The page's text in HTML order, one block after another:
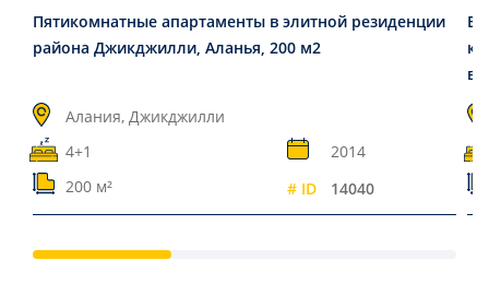
Пятикомнатные апартаменты в элитной резиденции
района Джикджилли, Аланья, 200 м2
Алания, Джикджилли
4+1
2014
200 м²
# ID 14040
в